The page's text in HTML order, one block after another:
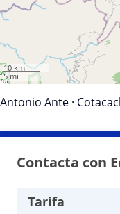
10 km
5 mi
Antonio Ante ·
Contacta con
Tarifa